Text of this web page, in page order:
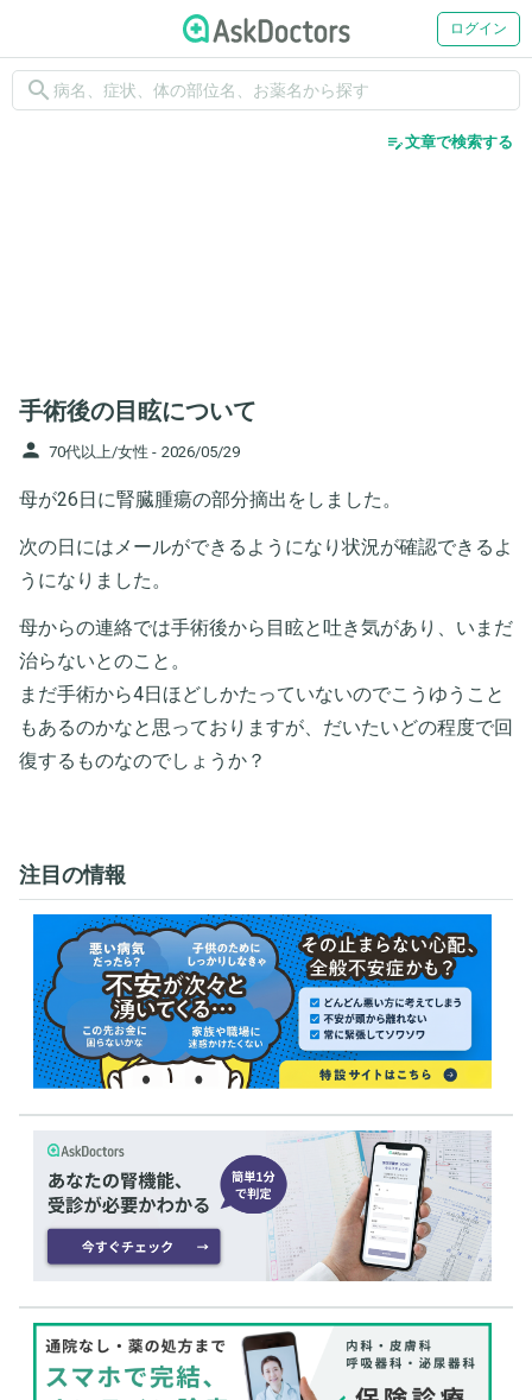
ログイン
search
edit_note文章で検索する
手術後の目眩について
person 70代以上/女性 - 2026/05/29
母が26日に腎臓腫瘍の部分摘出をしました。
次の日にはメールができるようになり状況が確認できるよ
うになりました。
母からの連絡では手術後から目眩と吐き気があり、いまだ
治らないとのこと。
まだ手術から4日ほどしかたっていないのでこうゆうこと
もあるのかなと思っておりますが、だいたいどの程度で回
復するものなのでしょうか？
注目の情報